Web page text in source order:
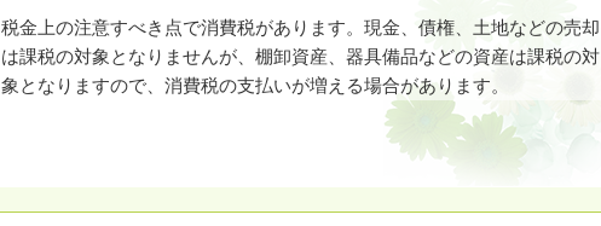
税金上の注意すべき点で消費税があります。現金、債権、土地などの売却
は課税の対象となりませんが、棚卸資産、器具備品などの資産は課税の対
象となりますので、消費税の支払いが増える場合があります。